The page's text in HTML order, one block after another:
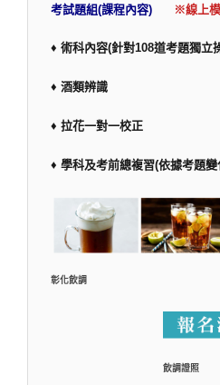
考試題組(課程內容) ※線上
♦ 術科內容(針對108道考題獨立
♦ 酒類辨識
♦ 拉花一對一校正
♦ 學科及考前總複習(依據考題變
彰化飲調
飲調證照